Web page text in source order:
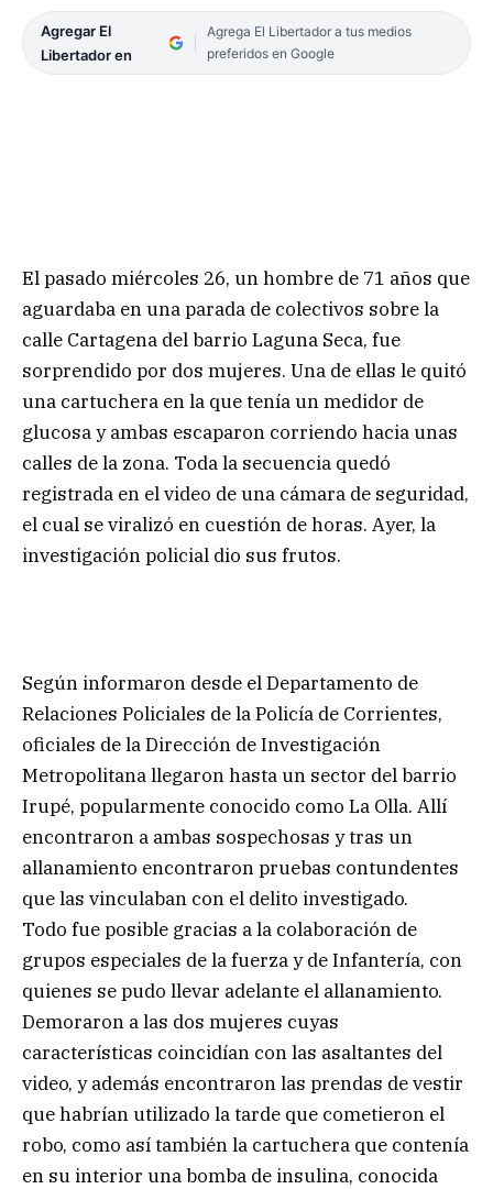
Agregar El
Libertador en
Agrega El Libertador a tus medios
preferidos en Google
El pasado miércoles 26, un hombre de 71 años que
aguardaba en una parada de colectivos sobre la
calle Cartagena del barrio Laguna Seca, fue
sorprendido por dos mujeres. Una de ellas le quitó
una cartuchera en la que tenía un medidor de
glucosa y ambas escaparon corriendo hacia unas
calles de la zona. Toda la secuencia quedó
registrada en el video de una cámara de seguridad,
el cual se viralizó en cuestión de horas. Ayer, la
investigación policial dio sus frutos.
Según informaron desde el Departamento de
Relaciones Policiales de la Policía de Corrientes,
oficiales de la Dirección de Investigación
Metropolitana llegaron hasta un sector del barrio
Irupé, popularmente conocido como La Olla. Allí
encontraron a ambas sospechosas y tras un
allanamiento encontraron pruebas contundentes
que las vinculaban con el delito investigado.
Todo fue posible gracias a la colaboración de
grupos especiales de la fuerza y de Infantería, con
quienes se pudo llevar adelante el allanamiento.
Demoraron a las dos mujeres cuyas
características coincidían con las asaltantes del
video, y además encontraron las prendas de vestir
que habrían utilizado la tarde que cometieron el
robo, como así también la cartuchera que contenía
en su interior una bomba de insulina, conocida